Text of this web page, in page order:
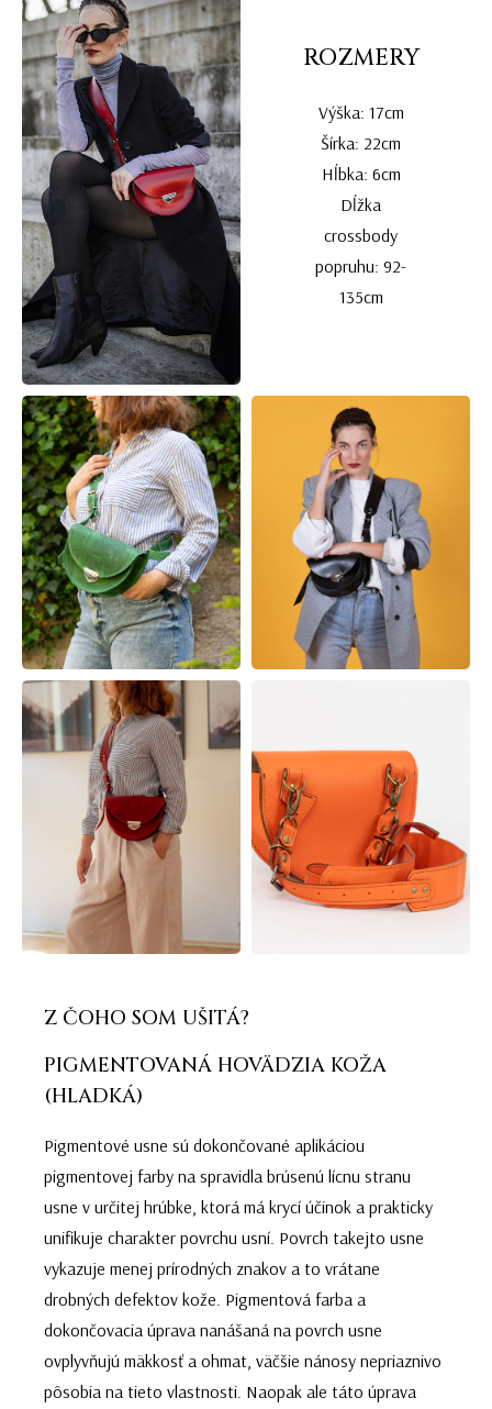
ROZMERY
Výška: 17cm
Šírka: 22cm
Hĺbka: 6cm
Dĺžka
crossbody
popruhu: 92-
135cm
Z ČOHO SOM UŠITÁ?
PIGMENTOVANÁ HOVÄDZIA KOŽA
(HLADKÁ)
Pigmentové usne sú dokončované aplikáciou
pigmentovej farby na spravidla brúsenú lícnu stranu
usne v určitej hrúbke, ktorá má krycí účinok a prakticky
unifikuje charakter povrchu usní. Povrch takejto usne
vykazuje menej prírodných znakov a to vrátane
drobných defektov kože. Pigmentová farba a
dokončovacia úprava nanášaná na povrch usne
ovplyvňujú mäkkosť a ohmat, väčšie nánosy nepriaznivo
pôsobia na tieto vlastnosti. Naopak ale táto úprava